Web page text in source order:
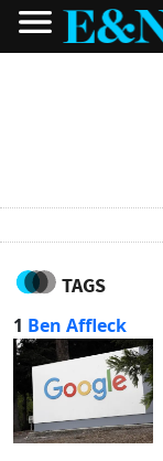
TAGS
1 Ben Affleck